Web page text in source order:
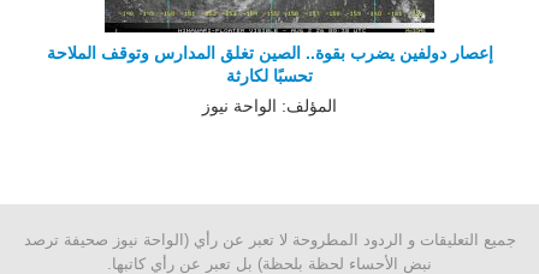
إعصار دولفين يضرب بقوة.. الصين تغلق المدارس وتوقف الملاحة
تحسبًا لكارثة
المؤلف: الواحة نيوز
جميع التعليقات و الردود المطروحة لا تعبر عن رأي (الواحة نيوز صحيفة ترصد
نبض الأحساء لحظة بلحظة) بل تعبر عن رأي كاتبها.